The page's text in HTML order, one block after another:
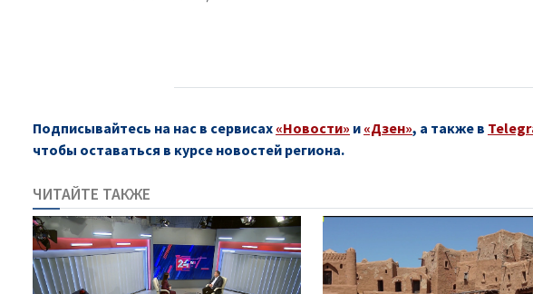
Подписывайтесь на нас в сервисах «Новости» и «Дзен», а также в
чтобы оставаться в курсе новостей региона.
ЧИТАЙТЕ ТАКЖЕ